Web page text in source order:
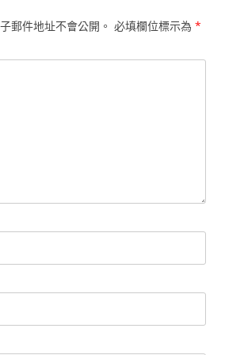
郵件地址不會公開。 必填欄位標示為 *